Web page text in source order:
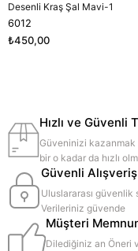
Desenli Kraş Şal Mavi-1
6012
₺450,00
Hızlı ve Güvenli
Güveninizi kazanmak
bir o kadar da hızlı
Güvenli Alışveriş
Uluslararası güvenlik
Verileriniz güvende
Müşteri
Dilediğiniz an Öneri